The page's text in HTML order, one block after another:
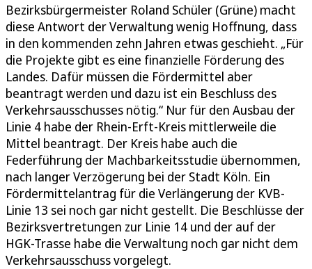
Bezirksbürgermeister Roland Schüler (Grüne) macht
diese Antwort der Verwaltung wenig Hoffnung, dass
in den kommenden zehn Jahren etwas geschieht. „Für
die Projekte gibt es eine finanzielle Förderung des
Landes. Dafür müssen die Fördermittel aber
beantragt werden und dazu ist ein Beschluss des
Verkehrsausschusses nötig.“ Nur für den Ausbau der
Linie 4 habe der Rhein-Erft-Kreis mittlerweile die
Mittel beantragt. Der Kreis habe auch die
Federführung der Machbarkeitsstudie übernommen,
nach langer Verzögerung bei der Stadt Köln. Ein
Fördermittelantrag für die Verlängerung der KVB-
Linie 13 sei noch gar nicht gestellt. Die Beschlüsse der
Bezirksvertretungen zur Linie 14 und der auf der
HGK-Trasse habe die Verwaltung noch gar nicht dem
Verkehrsausschuss vorgelegt.